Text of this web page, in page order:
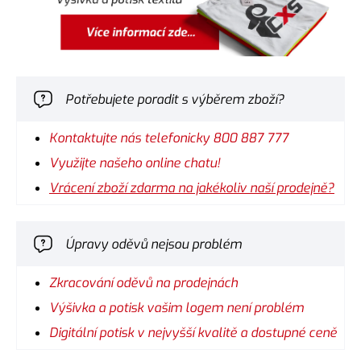
Potřebujete poradit s výběrem zboží?
Kontaktujte nás telefonicky 800 887 777
Využijte našeho online chatu!
Vrácení zboží zdarma na jakékoliv naší prodejně?
Úpravy oděvů nejsou problém
Zkracování oděvů na prodejnách
Výšivka a potisk vašim logem není problém
Digitální potisk v nejvyšší kvalitě a dostupné ceně